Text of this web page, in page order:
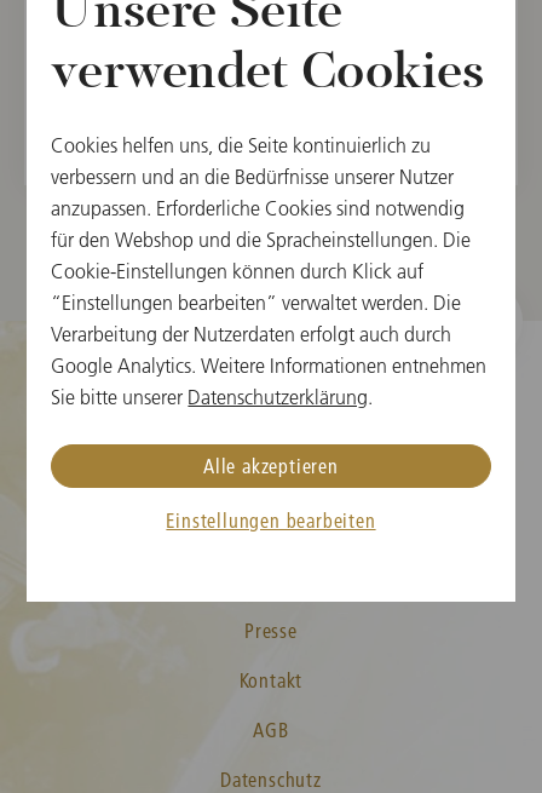
MITGLIED
Orchester der Wiener Staatsoper, 2012
Wiener Philharmoniker, 2015
Karteninformation
Neujahrskonzert FAQs
Presse
Kontakt
AGB
Datenschutz
Unsere Seite
verwendet Cookies
Cookies helfen uns, die Seite kontinuierlich zu
verbessern und an die Bedürfnisse unserer Nutzer
anzupassen. Erforderliche Cookies sind notwendig
für den Webshop und die Spracheinstellungen. Die
Cookie-Einstellungen können durch Klick auf
“Einstellungen bearbeiten” verwaltet werden. Die
Verarbeitung der Nutzerdaten erfolgt auch durch
Google Analytics. Weitere Informationen entnehmen
Sie bitte unserer Datenschutzerklärung.
Einstellungen bearbeiten
Alle akzeptieren